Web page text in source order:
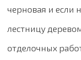
черновая и если
лестницу
отделочных